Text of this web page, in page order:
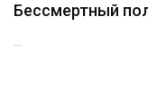
Бессмертный
...